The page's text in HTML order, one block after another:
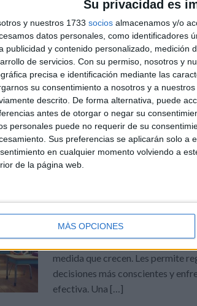
Su privacidad es
y nuestros 1733 socios almacenamos y/o
datos personales, como identificadores
publicidad y contenido personalizado, medición
de servicios. Con su permiso, nosotros y
precisa e identificación mediante las
su consentimiento a nosotros y a
descrito. De forma alternativa, puede
antes de otorgar o negar su
personales puede no requerir de su
Sus preferencias se aplicarán solo a
en cualquier momento volviendo a
de la página web.
MÁS OPCIONES
herramientas que les ayuden a
Etiquetado como:aprendizaje basado
,emociones ,estrategias,inteligencia
a la tranquilidad
interesante para implementar en
con el autocontrol infantil.
una habilidad crucial que todos
medida que crecen. Les permite
decisiones más conscientes y
efectiva. Una […]